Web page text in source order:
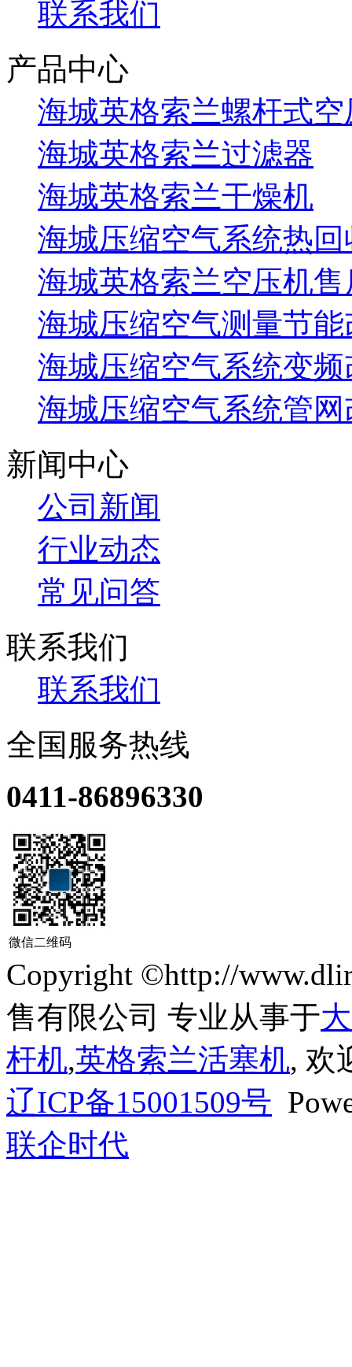
联系我们
产品中心
海城英格索兰螺杆式空
海城英格索兰过滤器
海城英格索兰干燥机
海城压缩空气系统热回
海城英格索兰空压机
海城压缩空气测量节能
海城压缩空气系统变频
海城压缩空气系统管网
新闻中心
公司新闻
行业动态
常见问答
联系我们
联系我们
全国服务热线
0411-86896330
微信二维码
Copyright ©http://
售有限公司 专业从事于
杆机,英格索兰活塞机, 欢
辽ICP备15001509号
联企时代